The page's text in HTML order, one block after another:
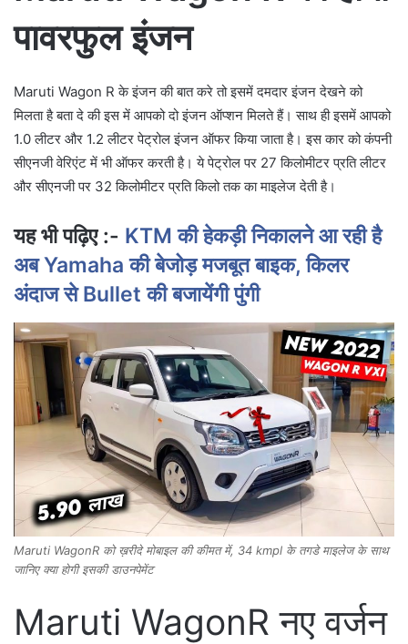
पावरफुल इंजन
Maruti Wagon R के इंजन की बात करे तो इसमें दमदार इंजन देखने को
मिलता है बता दे की इस में आपको दो इंजन ऑप्‍शन मिलते हैं। साथ ही इसमें आपको
1.0 लीटर और 1.2 लीटर पेट्रोल इंजन ऑफर किया जाता है। इस कार को कंपनी
सीएनजी वेरिएंट में भी ऑफर करती है। ये पेट्रोल पर 27 किलोमीटर प्रति लीटर
और सीएनजी पर 32 किलोमीटर प्रति किलो तक का माइलेज देती है।
यह भी पढ़िए :- KTM की हेकड़ी निकालने आ रही है
अब Yamaha की बेजोड़ मजबूत बाइक, किलर
अंदाज से Bullet की बजायेंगी पुंगी
Maruti WagonR को ख़रीदे मोबाइल की कीमत में, 34 kmpl के तगडे माइलेज के साथ
जानिए क्या होगी इसकी डाउनपेमेंट
Maruti WagonR नए वर्जन